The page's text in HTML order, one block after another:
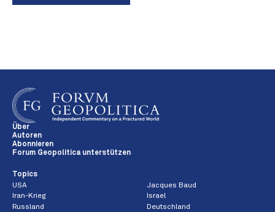
Über
Autoren
Abonnieren
Forum Geopolitica unterstützen
Topics
USA
Jacques Baud
Iran-Krieg
Israel
Russland
Deutschland